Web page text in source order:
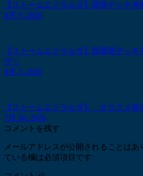
【ストームエメラルダ】環境デッキ考
8月 9, 2026
【ストームエメラルダ】新環境デッ
ザ！
8月 3, 2026
【ストームエメラルダ】 オススメ新
7月 30, 2026
コメントを残す
メールアドレスが公開されることはあ
ている欄は必須項目です